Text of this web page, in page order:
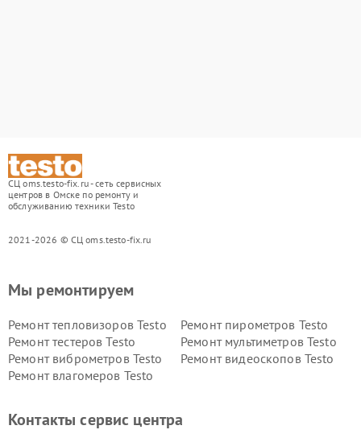
СЦ oms.testo-fix.ru - сеть сервисных
центров в Омске по ремонту и
обслуживанию техники Testo
2021-2026 © СЦ oms.testo-fix.ru
Мы ремонтируем
Ремонт тепловизоров Testo
Ремонт пирометров Testo
Ремонт тестеров Testo
Ремонт мультиметров Testo
Ремонт виброметров Testo
Ремонт видеоскопов Testo
Ремонт влагомеров Testo
Контакты сервис центра